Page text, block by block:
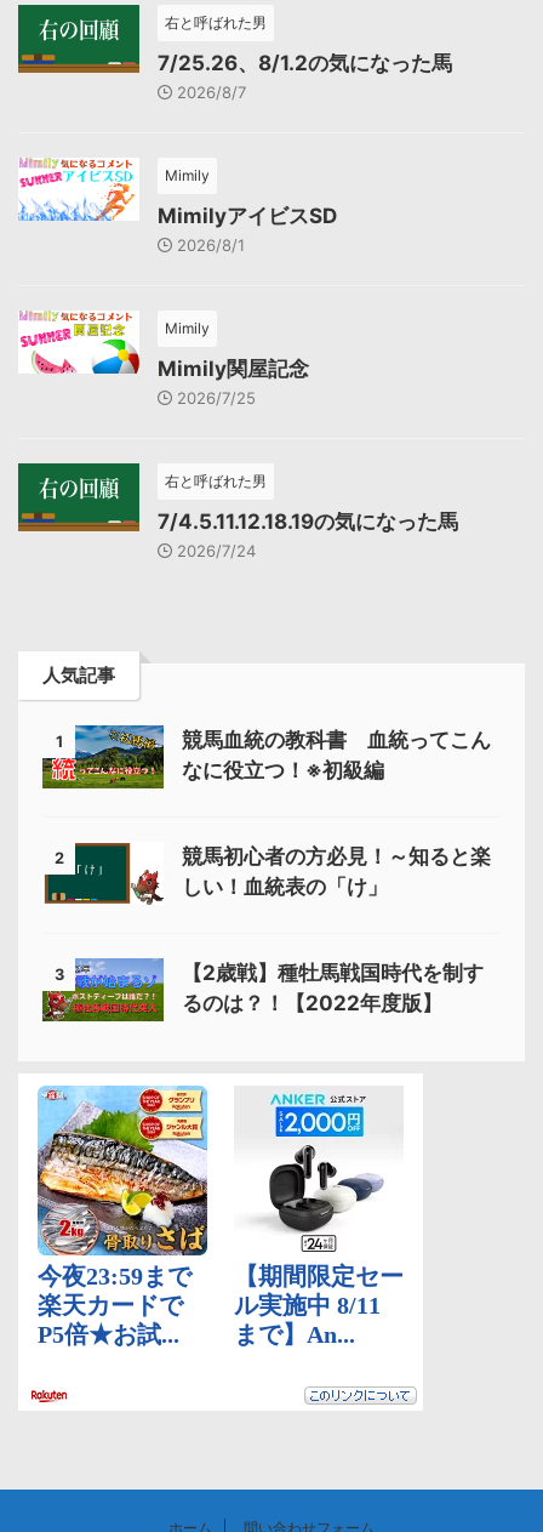
右と呼ばれた男
7/25.26、8/1.2の気になった馬
2026/8/7
Mimily
MimilyアイビスSD
2026/8/1
Mimily
Mimily関屋記念
2026/7/25
右と呼ばれた男
7/4.5.11.12.18.19の気になった馬
2026/7/24
人気記事
1
競馬血統の教科書 血統ってこん
なに役立つ！※初級編
2
競馬初心者の方必見！～知ると楽
しい！血統表の「け」
3
【2歳戦】種牡馬戦国時代を制す
るのは？！【2022年度版】
ホーム 問い合わせフォーム